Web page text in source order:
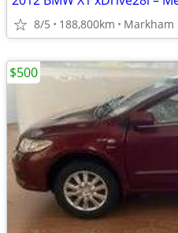
8/5 188,800km Markham
$500